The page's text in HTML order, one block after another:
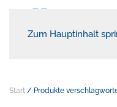
Zum Hauptinhalt
Start / Produkte